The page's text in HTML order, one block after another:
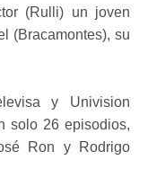
(Rulli) un joven
(Bracamontes), su
y Univision
solo 26 episodios,
Ron y Rodrigo